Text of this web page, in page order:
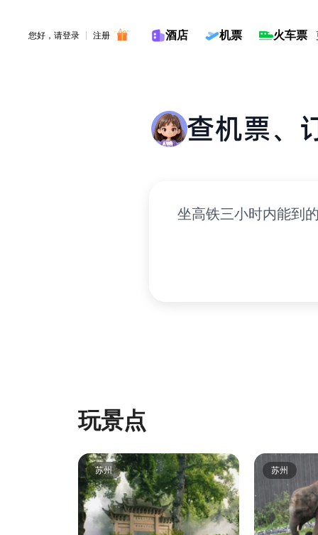
您好，请登录 注册 酒店 机票 火车票
输入旅行计划
玩景点
苏州 苏州